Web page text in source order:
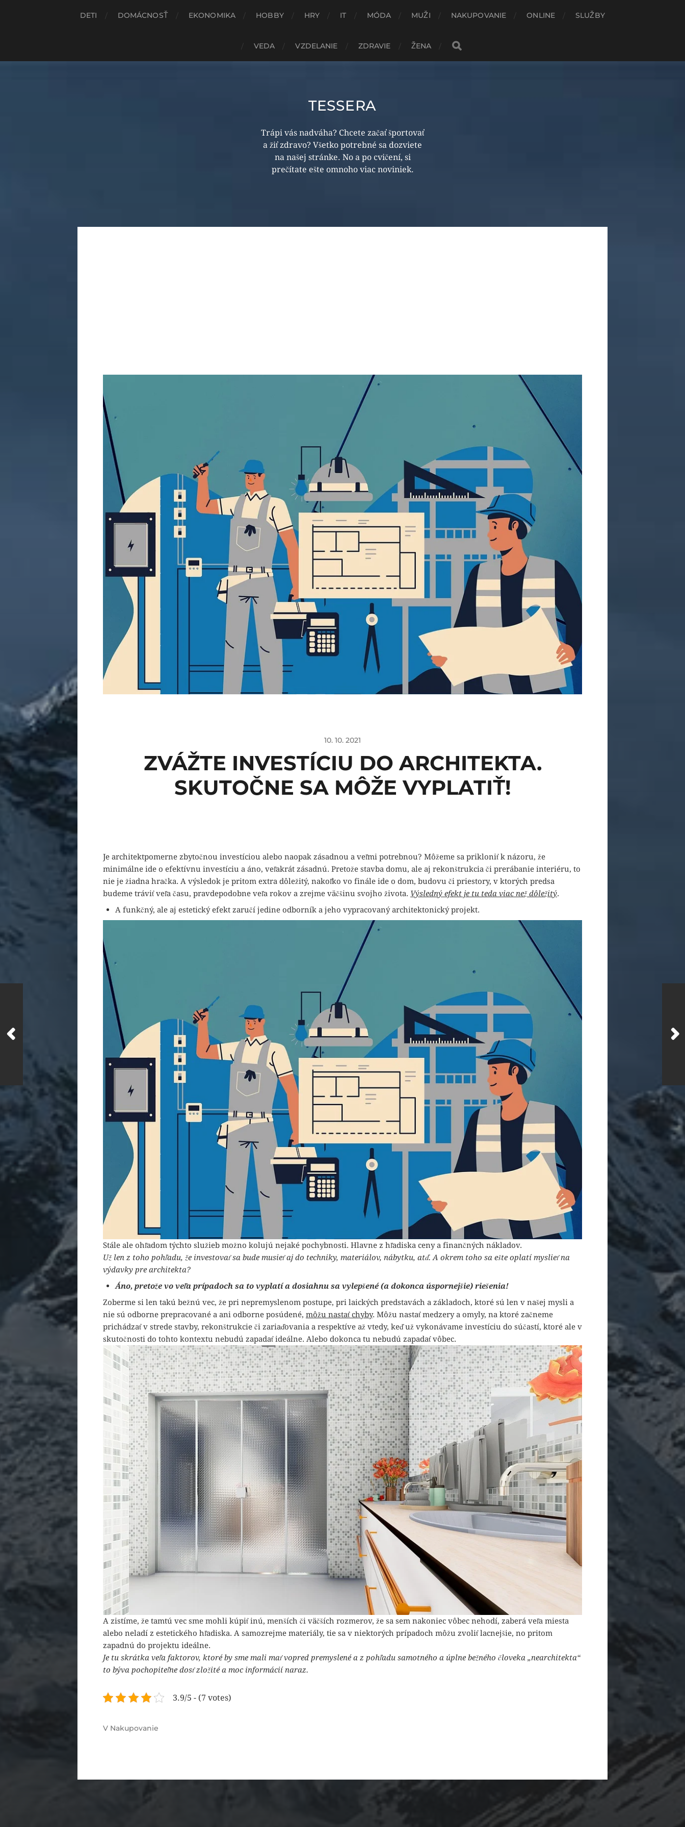
DETI DOMÁCNOSŤ EKONOMIKA HOBBY HRY IT MÓDA MUŽI NAKUPOVANIE ONLINE SLUŽBY
VEDA VZDELANIE ZDRAVIE ŽENA
TESSERA
Trápi vás nadváha? Chcete začať športovať
a žiť zdravo? Všetko potrebné sa dozviete
na našej stránke. No a po cvičení, si
prečítate ešte omnoho viac noviniek.
10. 10. 2021
ZVÁŽTE INVESTÍCIU DO ARCHITEKTA.
SKUTOČNE SA MÔŽE VYPLATIŤ!
Je architektpomerne zbytočnou investíciou alebo naopak zásadnou a veľmi potrebnou? Môžeme sa prikloniť k názoru, že
minimálne ide o efektívnu investíciu a áno, veľakrát zásadnú. Pretože stavba domu, ale aj rekonštrukcia či prerábanie interiéru, to
nie je žiadna hračka. A výsledok je pritom extra dôležitý, nakoľko vo finále ide o dom, budovu či priestory, v ktorých predsa
budeme tráviť veľa času, pravdepodobne veľa rokov a zrejme väčšinu svojho života. Výsledný efekt je tu teda viac než dôležitý.
A funkčný, ale aj estetický efekt zaručí jedine odborník a jeho vypracovaný architektonický projekt.
Stále ale ohľadom týchto služieb možno kolujú nejaké pochybnosti. Hlavne z hľadiska ceny a finančných nákladov.
Už len z toho pohľadu, že investovať sa bude musieť aj do techniky, materiálov, nábytku, atď. A okrem toho sa ešte oplatí myslieť na
výdavky pre architekta?
Áno, pretože vo veľa prípadoch sa to vyplatí a dosiahnu sa vylepšené (a dokonca úspornejšie) riešenia!
Zoberme si len takú bežnú vec, že pri nepremyslenom postupe, pri laických predstavách a základoch, ktoré sú len v našej mysli a
nie sú odborne prepracované a ani odborne posúdené, môžu nastať chyby. Môžu nastať medzery a omyly, na ktoré začneme
prichádzať v strede stavby, rekonštrukcie či zariaďovania a respektíve až vtedy, keď už vykonávame investíciu do súčastí, ktoré ale v
skutočnosti do tohto kontextu nebudú zapadať ideálne. Alebo dokonca tu nebudú zapadať vôbec.
A zistíme, že tamtú vec sme mohli kúpiť inú, menších či väčších rozmerov, že sa sem nakoniec vôbec nehodí, zaberá veľa miesta
alebo neladí z estetického hľadiska. A samozrejme materiály, tie sa v niektorých prípadoch môžu zvoliť lacnejšie, no pritom
zapadnú do projektu ideálne.
Je tu skrátka veľa faktorov, ktoré by sme mali mať vopred premyslené a z pohľadu samotného a úplne bežného človeka „nearchitekta“
to býva pochopiteľne dosť zložité a moc informácií naraz.
3.9/5 - (7 votes)
V Nakupovanie